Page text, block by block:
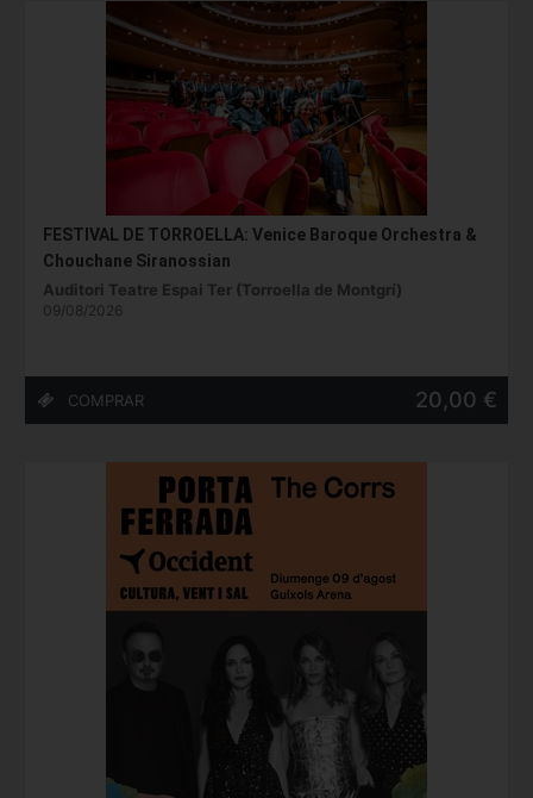
FESTIVAL DE TORROELLA: Venice Baroque Orchestra &
Chouchane Siranossian
Auditori Teatre Espai Ter (Torroella de Montgrí)
09/08/2026
20,00 €